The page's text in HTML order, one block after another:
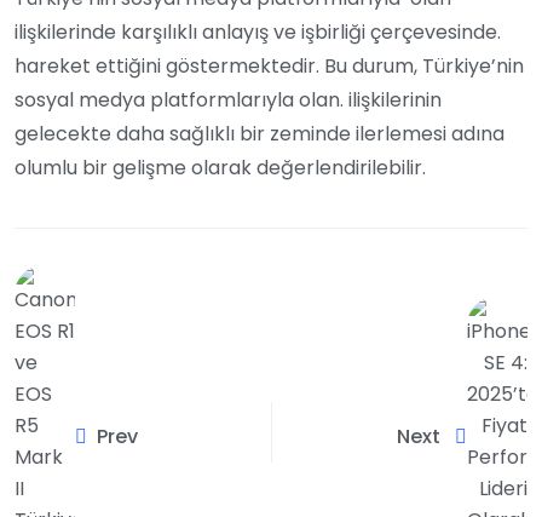
ilişkilerinde karşılıklı anlayış ve işbirliği çerçevesinde.
hareket ettiğini göstermektedir. Bu durum, Türkiye’nin
sosyal medya platformlarıyla olan. ilişkilerinin
gelecekte daha sağlıklı bir zeminde ilerlemesi adına
olumlu bir gelişme olarak değerlendirilebilir.
Prev Next